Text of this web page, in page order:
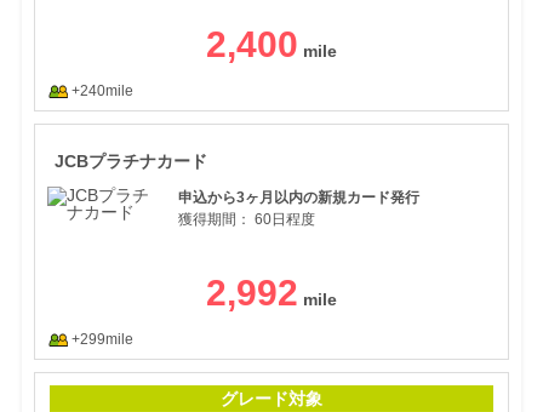
2,400
+240mile
JCBプラチナカード
申込から3ヶ月以内の新規カード発行
獲得期間： 60日程度
2,992
+299mile
グレード対象